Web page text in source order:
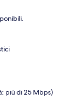
più di 25 Mbps)